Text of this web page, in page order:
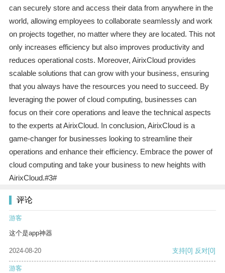
can securely store and access their data from anywhere in the
world, allowing employees to collaborate seamlessly and work
on projects together, no matter where they are located. This not
only increases efficiency but also improves productivity and
reduces operational costs. Moreover, AirixCloud provides
scalable solutions that can grow with your business, ensuring
that you always have the resources you need to succeed. By
leveraging the power of cloud computing, businesses can
focus on their core operations and leave the technical aspects
to the experts at AirixCloud. In conclusion, AirixCloud is a
game-changer for businesses looking to streamline their
operations and enhance their efficiency. Embrace the power of
cloud computing and take your business to new heights with
AirixCloud.#3#
评论
游客
这个是app神器
2024-08-20 支持[0] 反对[0]
游客